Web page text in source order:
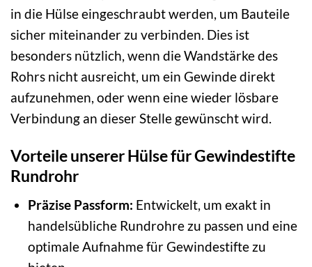
in die Hülse eingeschraubt werden, um Bauteile
sicher miteinander zu verbinden. Dies ist
besonders nützlich, wenn die Wandstärke des
Rohrs nicht ausreicht, um ein Gewinde direkt
aufzunehmen, oder wenn eine wieder lösbare
Verbindung an dieser Stelle gewünscht wird.
Vorteile unserer Hülse für Gewindestifte
Rundrohr
Präzise Passform: Entwickelt, um exakt in
handelsübliche Rundrohre zu passen und eine
optimale Aufnahme für Gewindestifte zu